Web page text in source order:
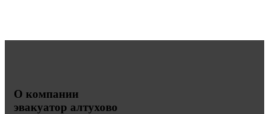
О компании
эвакуатор алтухово